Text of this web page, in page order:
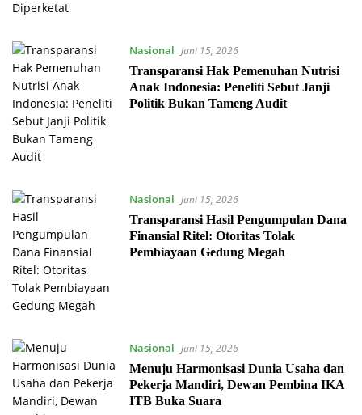
Nasional Juni 15, 2026
Transparansi Hak Pemenuhan Nutrisi
Anak Indonesia: Peneliti Sebut Janji
Politik Bukan Tameng Audit
Nasional Juni 15, 2026
Transparansi Hasil Pengumpulan Dana
Finansial Ritel: Otoritas Tolak
Pembiayaan Gedung Megah
Nasional Juni 15, 2026
Menuju Harmonisasi Dunia Usaha dan
Pekerja Mandiri, Dewan Pembina IKA
ITB Buka Suara